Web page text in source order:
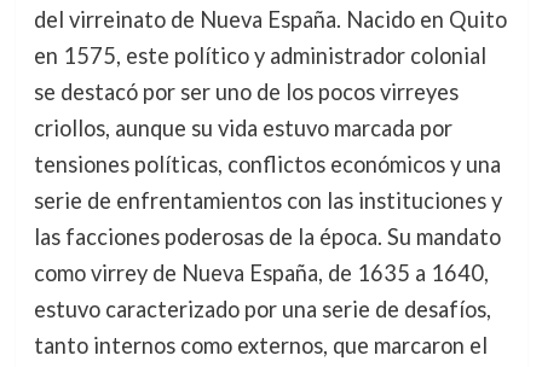
del virreinato de Nueva España. Nacido en Quito
en 1575, este político y administrador colonial
se destacó por ser uno de los pocos virreyes
criollos, aunque su vida estuvo marcada por
tensiones políticas, conflictos económicos y una
serie de enfrentamientos con las instituciones y
las facciones poderosas de la época. Su mandato
como virrey de Nueva España, de 1635 a 1640,
estuvo caracterizado por una serie de desafíos,
tanto internos como externos, que marcaron el